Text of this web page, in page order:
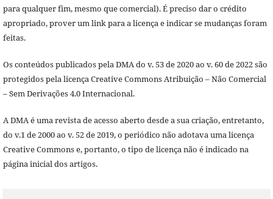
para qualquer fim, mesmo que comercial). É preciso dar o crédito
apropriado, prover um link para a licença e indicar se mudanças foram
feitas.
Os conteúdos publicados pela DMA do v. 53 de 2020 ao v. 60 de 2022 são
protegidos pela licença Creative Commons Atribuição – Não Comercial
– Sem Derivações 4.0 Internacional.
A DMA é uma revista de acesso aberto desde a sua criação, entretanto,
do v.1 de 2000 ao v. 52 de 2019, o periódico não adotava uma licença
Creative Commons e, portanto, o tipo de licença não é indicado na
página inicial dos artigos.